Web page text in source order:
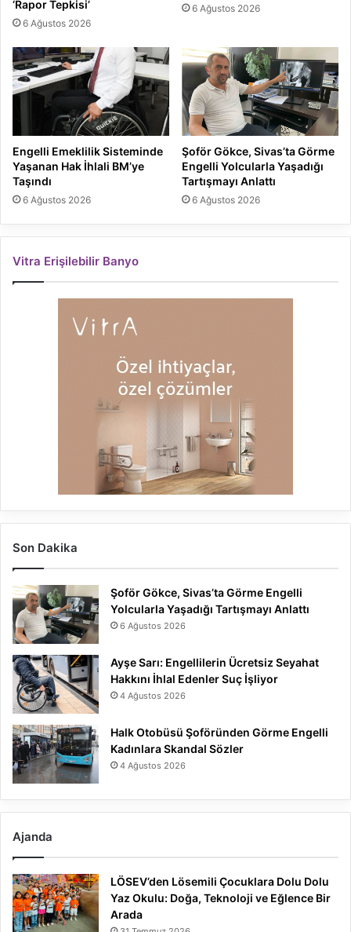
‘Rapor Tepkisi’
6 Ağustos 2026
6 Ağustos 2026
Engelli Emeklilik Sisteminde
Yaşanan Hak İhlali BM’ye
Taşındı
6 Ağustos 2026
Şoför Gökce, Sivas’ta Görme
Engelli Yolcularla Yaşadığı
Tartışmayı Anlattı
6 Ağustos 2026
Vitra Erişilebilir Banyo
Son Dakika
Şoför Gökce, Sivas’ta Görme Engelli
Yolcularla Yaşadığı Tartışmayı Anlattı
6 Ağustos 2026
Ayşe Sarı: Engellilerin Ücretsiz Seyahat
Hakkını İhlal Edenler Suç İşliyor
4 Ağustos 2026
Halk Otobüsü Şoföründen Görme Engelli
Kadınlara Skandal Sözler
4 Ağustos 2026
Ajanda
LÖSEV’den Lösemili Çocuklara Dolu Dolu
Yaz Okulu: Doğa, Teknoloji ve Eğlence Bir
Arada